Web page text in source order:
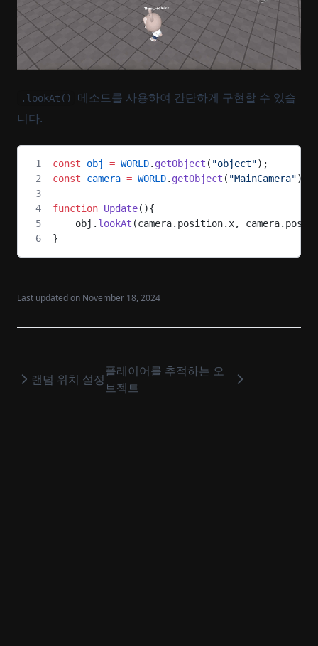
.lookAt()
메소드를 사용하여 간단하게 구현할 수 있습
니다.
const obj = WORLD. getObject ( "object");
const camera = WORLD. getObject ( "MainCamera");
function Update(){
    obj.
lookAt (camera.position.x,
}
Last updated on November 18, 2024
랜덤 위치 설정
플레이어를 추적하는 오
브젝트